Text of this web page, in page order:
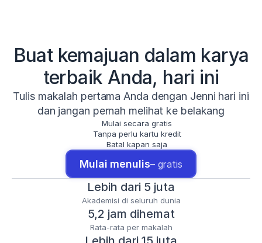
Buat kemajuan dalam karya
terbaik Anda, hari ini
Tulis makalah pertama Anda dengan Jenni hari ini
dan jangan pernah melihat ke belakang
Mulai secara gratis
Tanpa perlu kartu kredit
Batal kapan saja
Mulai menulis– gratis
Lebih dari 5 juta
Akademisi di seluruh dunia
5,2 jam dihemat
Rata-rata per makalah